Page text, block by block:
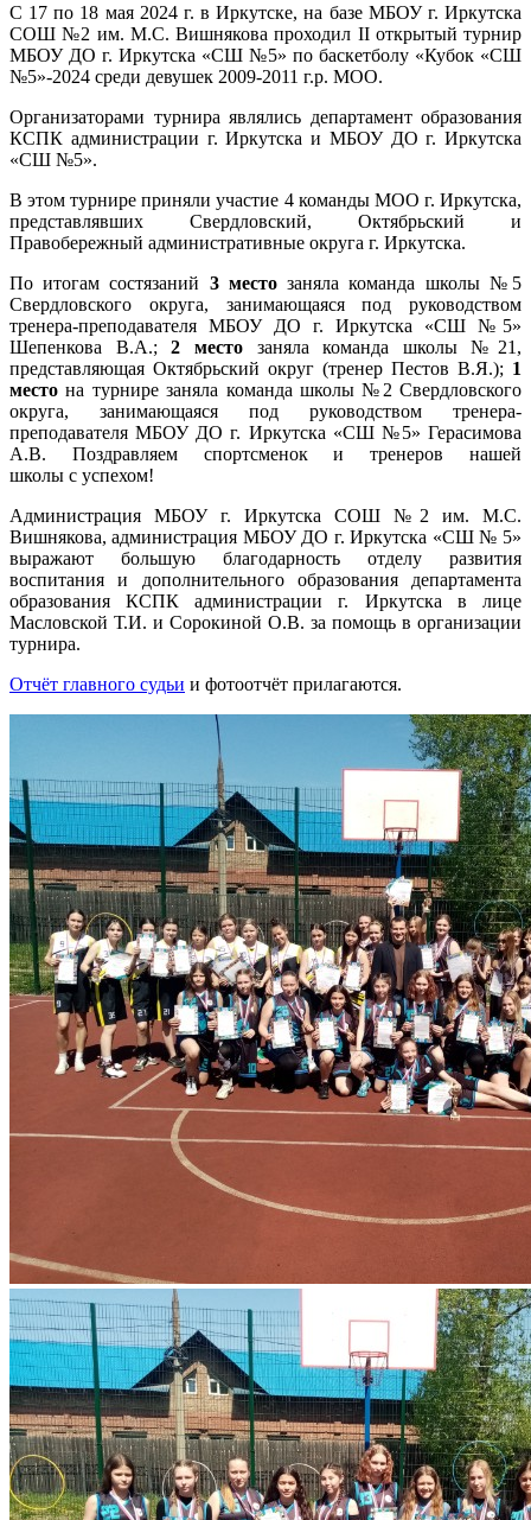
С 17 по 18 мая 2024 г. в Иркутске, на базе МБОУ г. Иркутска
СОШ №2 им. М.С. Вишнякова проходил II открытый турнир
МБОУ ДО г. Иркутска «СШ №5» по баскетболу «Кубок «СШ
№5»-2024 среди девушек 2009-2011 г.р. МОО.
Организаторами турнира являлись департамент образования
КСПК администрации г. Иркутска и МБОУ ДО г. Иркутска
«СШ №5».
В этом турнире приняли участие 4 команды МОО г. Иркутска,
представлявших Свердловский, Октябрьский и
Правобережный административные округа г. Иркутска.
По итогам состязаний 3 местозаняла команда школы №5
Свердловского округа, занимающаяся под руководством
тренера-преподавателя МБОУ ДО г. Иркутска «СШ №5»
Шепенкова В.А.;2 местозаняла команда школы №21,
представляющая Октябрьский округ (тренер Пестов В.Я.); 1
место на турнире заняла команда школы №2 Свердловского
округа, занимающаяся под руководством тренера-
преподавателя МБОУ ДО г. Иркутска «СШ №5» Герасимова
А.В. Поздравляем спортсменок и тренеров нашей
школы с успехом!
Администрация МБОУ г. Иркутска СОШ №2 им. М.С.
Вишнякова, администрация МБОУ ДО г. Иркутска «СШ № 5»
выражают большую благодарность отделу развития
воспитания и дополнительного образования департамента
образования КСПК администрации г. Иркутска в лице
Масловской Т.И. и Сорокиной О.В. за помощь в организации
турнира.
Отчёт главного судьи и фотоотчёт прилагаются.